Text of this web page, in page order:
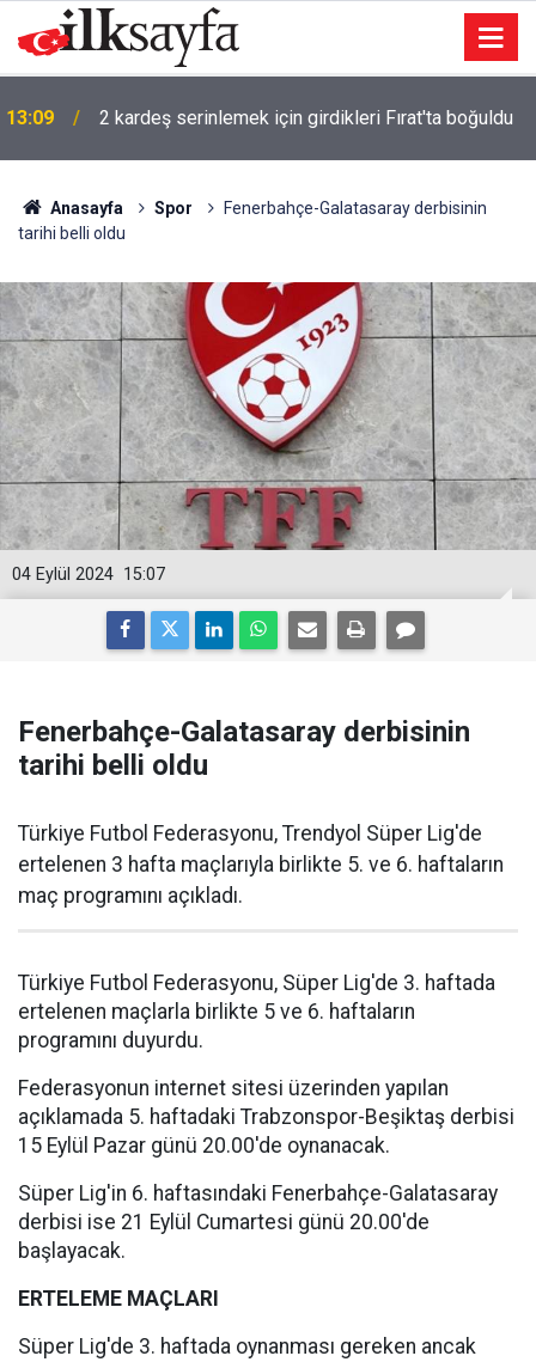
13:09 2 kardeş serinlemek için girdikleri Fırat'ta boğuldu
12:15 Adana'da tünelde göçük: Ölü sayısı yükseldi
Anasayfa Spor
Fenerbahçe-Galatasaray derbisinin
tarihi belli oldu
15:07
04 Eylül 2024
Fenerbahçe-Galatasaray derbisinin
tarihi belli oldu
Türkiye Futbol Federasyonu, Trendyol Süper Lig'de
ertelenen 3 hafta maçlarıyla birlikte 5. ve 6. haftaların
maç programını açıkladı.
Türkiye Futbol Federasyonu, Süper Lig'de 3. haftada
ertelenen maçlarla birlikte 5 ve 6. haftaların
programını duyurdu.
Federasyonun internet sitesi üzerinden yapılan
açıklamada 5. haftadaki Trabzonspor-Beşiktaş derbisi
15 Eylül Pazar günü 20.00'de oynanacak.
Süper Lig'in 6. haftasındaki Fenerbahçe-Galatasaray
derbisi ise 21 Eylül Cumartesi günü 20.00'de
başlayacak.
ERTELEME MAÇLARI
Süper Lig'de 3. haftada oynanması gereken ancak